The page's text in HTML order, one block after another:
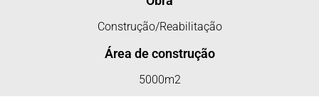
Construção/Reabilitação
Área de construção
5000m2